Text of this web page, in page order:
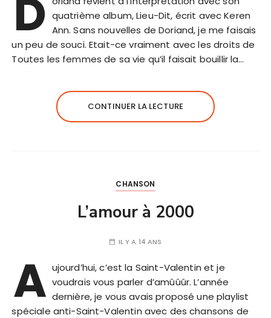
D quatrième album, Lieu-Dit, écrit avec Keren
Ann. Sans nouvelles de Doriand, je me faisais
un peu de souci. Etait-ce vraiment avec les droits de
Toutes les femmes de sa vie qu’il faisait bouillir la…
CONTINUER LA LECTURE
CHANSON
L’amour à 2000
IL Y A 14 ANS
A ujourd’hui, c’est la Saint-Valentin et je
voudrais vous parler d’amûûûr. L’année
dernière, je vous avais proposé une playlist
spéciale anti-Saint-Valentin avec des chansons de